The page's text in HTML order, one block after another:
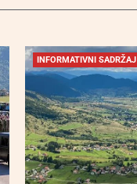
INFORMATIVNI SADRŽAJ